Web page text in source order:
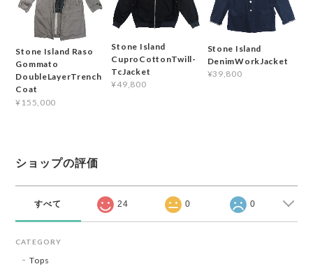
Stone Island Raso
Gommato
DoubleLayerTrench
Coat
¥155,000
Stone Island
CuproCottonTwill-
TcJacket
¥49,800
Stone Island
DenimWorkJacket
¥39,800
ショップの評価
すべて 24 0 0
CATEGORY
Tops